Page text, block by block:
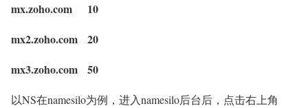
mx.zoho.com 10
mx2.zoho.com 20
mx3.zoho.com 50
以NS在namesilo为例，进入namesilo后台后，点击右上角